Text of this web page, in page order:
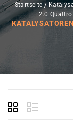
Startseite
2.0